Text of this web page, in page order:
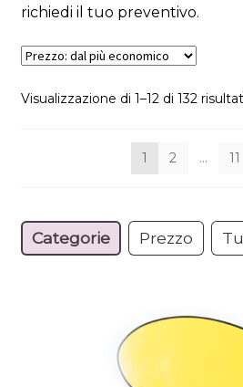
richiedi il tuo preventivo.
Visualizzazione di 1–12 di 132
1 2 … 11
Categorie Prezzo